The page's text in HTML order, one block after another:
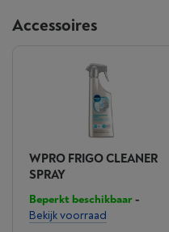
Accessoires
WPRO FRIGO CLEANER
SPRAY
Beperkt beschikbaar-
Bekijk voorraad